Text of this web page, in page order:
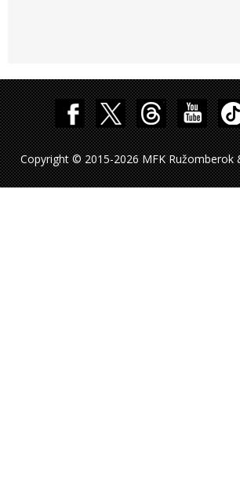
Copyright © 2015-2026 MFK Ružomberok